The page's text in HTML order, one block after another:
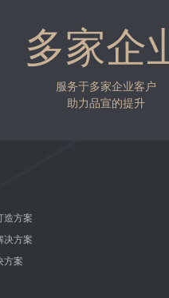
多家企
服务于多家企业客户
助力品宣的提升
造方案
决方案
方案